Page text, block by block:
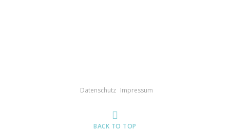
Datenschutz Impressum
BACK TO TOP